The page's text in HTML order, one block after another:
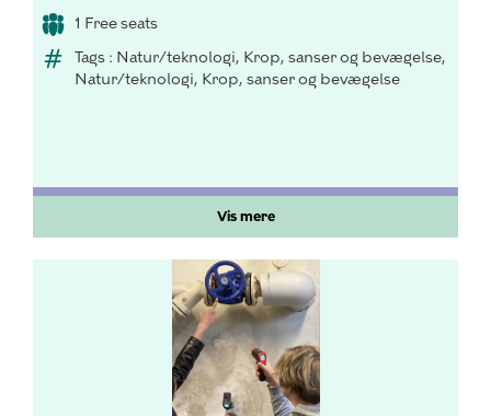
1 Free seats
Tags : Natur/teknologi, Krop, sanser og bevægelse,
Natur/teknologi, Krop, sanser og bevægelse
Vis mere